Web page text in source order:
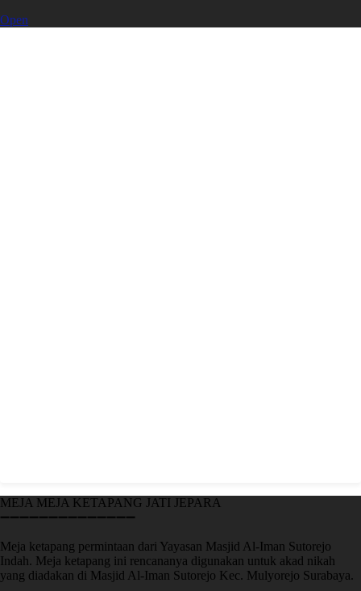
Open
MEJA MEJA KETAPANG JATI JEPARA
➖➖➖➖➖➖➖➖➖➖➖➖➖➖
Meja ketapang permintaan dari Yayasan Masjid Al-Iman Sutorejo
Indah. Meja ketapang ini rencananya digunakan untuk akad nikah
yang diadakan di Masjid Al-Iman Sutorejo Kec. Mulyorejo Surabaya.